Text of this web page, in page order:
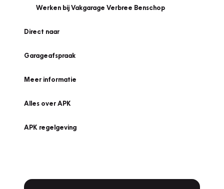
Werken bij Vakgarage Verbree Benschop
Direct naar
Garageafspraak
Meer informatie
Alles over APK
APK regelgeving